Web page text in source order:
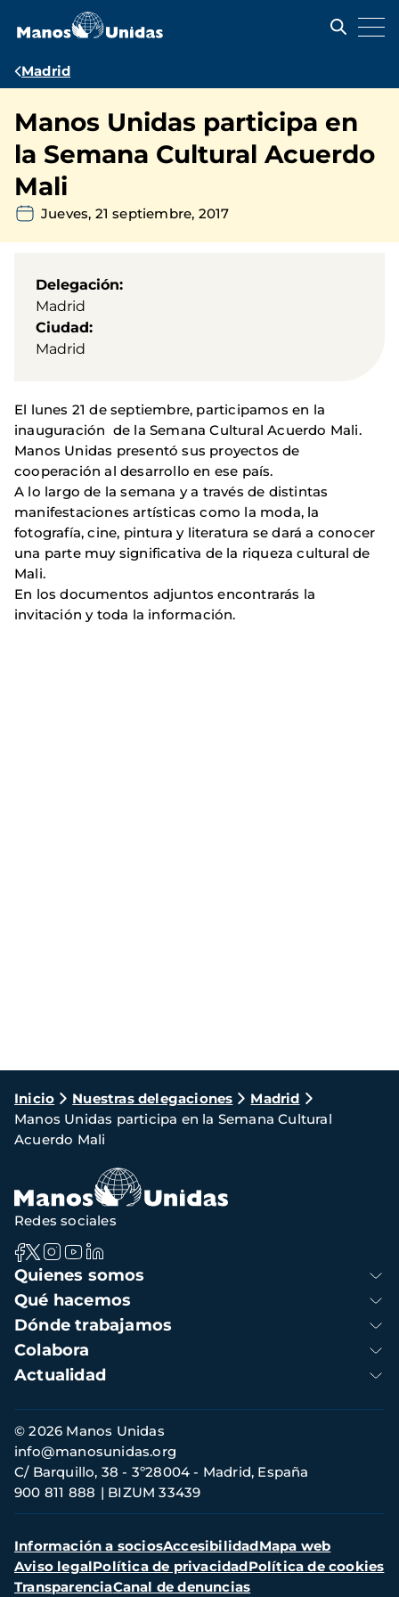
contenido
Ruta
navegación
Madrid
Manos Unidas participa en
la Semana Cultural Acuerdo
Mali
Jueves, 21 septiembre, 2017
Delegación
Madrid
Ciudad
Madrid
El lunes 21 de septiembre, participamos en la
inauguración de la Semana Cultural Acuerdo Mali.
Manos Unidas presentó sus proyectos de
cooperación al desarrollo en ese país.
A lo largo de la semana y a través de distintas
manifestaciones artísticas como la moda, la
fotografía, cine, pintura y literatura se dará a conocer
una parte muy significativa de la riqueza cultural de
Mali.
En los documentos adjuntos encontrarás la
invitación y toda la información.
Ruta
de
navegación
Inicio Nuestras delegaciones
Madrid
Manos Unidas participa en la Semana Cultural
Acuerdo Mali
Navegación
principal
Quienes somos
Qué hacemos
Dónde trabajamos
Colabora
Actualidad
Redes sociales
Información
de
contacto
© 2026 Manos Unidas
C/ Barquillo, 38 - 3º28004 - Madrid, España
900 811 888
BIZUM 33439
info@manosunidas.org
Menú
secundario
Información a sociosAccesibilidadMapa web
Aviso legalPolítica de privacidadPolítica de cookies
TransparenciaCanal de denuncias